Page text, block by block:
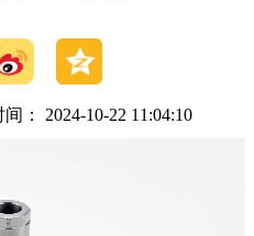
： 2024-10-22 11:04:10